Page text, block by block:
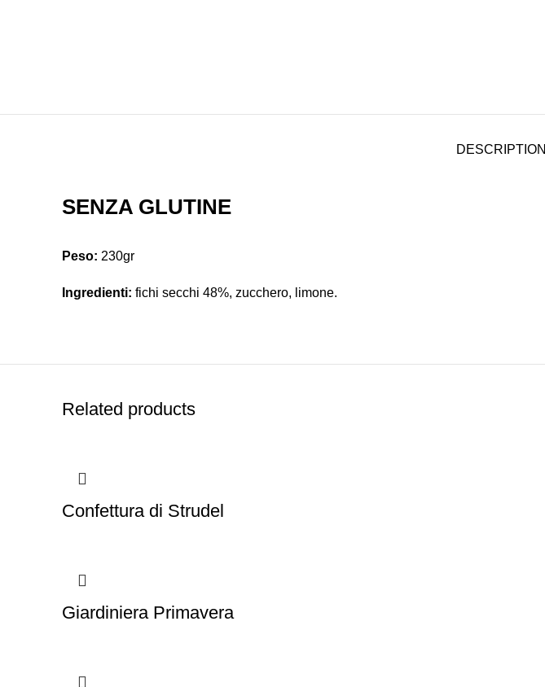
DESCRIPTION
SENZA GLUTINE
Peso: 230gr
Ingredienti: fichi secchi 48%, zucchero, limone.
Related products
Confettura di Strudel
Giardiniera Primavera